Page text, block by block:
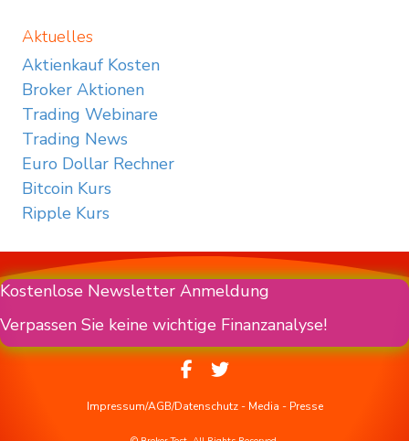
Aktuelles
Aktienkauf Kosten
Broker Aktionen
Trading Webinare
Trading News
Euro Dollar Rechner
Bitcoin Kurs
Ripple Kurs
Kostenlose Newsletter Anmeldung
Verpassen Sie keine wichtige Finanzanalyse!
Impressum/AGB/Datenschutz- Media - Presse